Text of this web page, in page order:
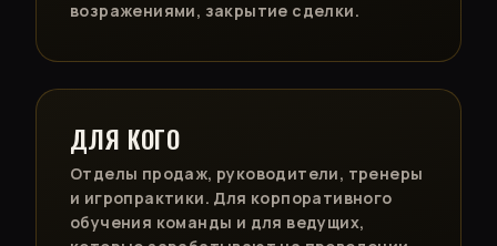
возражениями, закрытие сделки.
ДЛЯ КОГО
Отделы продаж, руководители, тренеры
и игропрактики. Для корпоративного
обучения команды и для ведущих,